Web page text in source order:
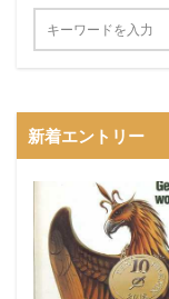
新着エントリー